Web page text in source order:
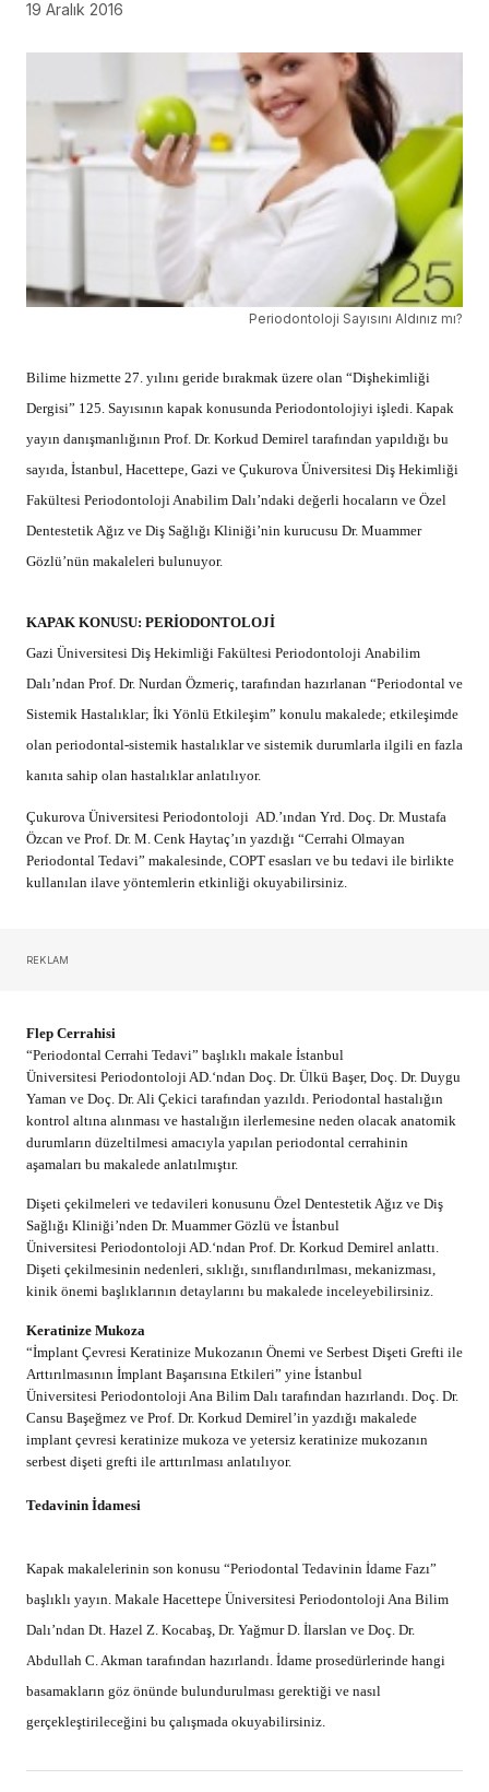
19 Aralık 2016
Periodontoloji Sayısını Aldınız mı?
Bilime hizmette 27. yılını geride bırakmak üzere olan “Dişhekimliği
Dergisi” 125. Sayısının kapak konusunda Periodontolojiyi işledi. Kapak
yayın danışmanlığının Prof. Dr. Korkud Demirel tarafından yapıldığı bu
sayıda, İstanbul, Hacettepe, Gazi ve Çukurova Üniversitesi Diş Hekimliği
Fakültesi Periodontoloji Anabilim Dalı’ndaki değerli hocaların ve Özel
Dentestetik Ağız ve Diş Sağlığı Kliniği’nin kurucusu Dr. Muammer
Gözlü’nün makaleleri bulunuyor.
KAPAK KONUSU: PERİODONTOLOJİ
Gazi Üniversitesi Diş Hekimliği Fakültesi Periodontoloji Anabilim
Dalı’ndan Prof. Dr. Nurdan Özmeriç, tarafından hazırlanan “Periodontal ve
Sistemik Hastalıklar; İki Yönlü Etkileşim” konulu makalede; etkileşimde
olan periodontal-sistemik hastalıklar ve sistemik durumlarla ilgili en fazla
kanıta sahip olan hastalıklar anlatılıyor.
Çukurova Üniversitesi Periodontoloji AD.’ından Yrd. Doç. Dr. Mustafa
Özcan ve Prof. Dr. M. Cenk Haytaç’ın yazdığı “Cerrahi Olmayan
Periodontal Tedavi” makalesinde, COPT esasları ve bu tedavi ile birlikte
kullanılan ilave yöntemlerin etkinliği okuyabilirsiniz.
REKLAM
Flep Cerrahisi
“Periodontal Cerrahi Tedavi” başlıklı makale İstanbul
Üniversitesi Periodontoloji AD.‘ndan Doç. Dr. Ülkü Başer, Doç. Dr. Duygu
Yaman ve Doç. Dr. Ali Çekici tarafından yazıldı. Periodontal hastalığın
kontrol altına alınması ve hastalığın ilerlemesine neden olacak anatomik
durumların düzeltilmesi amacıyla yapılan periodontal cerrahinin
aşamaları bu makalede anlatılmıştır.
Dişeti çekilmeleri ve tedavileri konusunu Özel Dentestetik Ağız ve Diş
Sağlığı Kliniği’nden Dr. Muammer Gözlü ve İstanbul
Üniversitesi Periodontoloji AD.‘ndan Prof. Dr. Korkud Demirel anlattı.
Dişeti çekilmesinin nedenleri, sıklığı, sınıflandırılması, mekanizması,
kinik önemi başlıklarının detaylarını bu makalede inceleyebilirsiniz.
Keratinize Mukoza
“İmplant Çevresi Keratinize Mukozanın Önemi ve Serbest Dişeti Grefti ile
Arttırılmasının İmplant Başarısına Etkileri” yine İstanbul
Üniversitesi Periodontoloji Ana Bilim Dalı tarafından hazırlandı. Doç. Dr.
Cansu Başeğmez ve Prof. Dr. Korkud Demirel’in yazdığı makalede
implant çevresi keratinize mukoza ve yetersiz keratinize mukozanın
serbest dişeti grefti ile arttırılması anlatılıyor.
Tedavinin İdamesi
Kapak makalelerinin son konusu “Periodontal Tedavinin İdame Fazı”
başlıklı yayın. Makale Hacettepe Üniversitesi Periodontoloji Ana Bilim
Dalı’ndan Dt. Hazel Z. Kocabaş, Dr. Yağmur D. İlarslan ve Doç. Dr.
Abdullah C. Akman tarafından hazırlandı. İdame prosedürlerinde hangi
basamakların göz önünde bulundurulması gerektiği ve nasıl
gerçekleştirileceğini bu çalışmada okuyabilirsiniz.